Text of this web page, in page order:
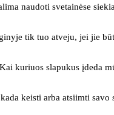
naudoti svetainėse
tik tuo atveju, jei jie
kuriuos slapukus įdeda
keisti arba atsiimti savo